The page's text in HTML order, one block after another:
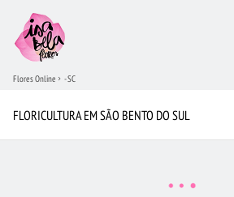
Flores Online - SC
FLORICULTURA EM SÃO BENTO DO SUL